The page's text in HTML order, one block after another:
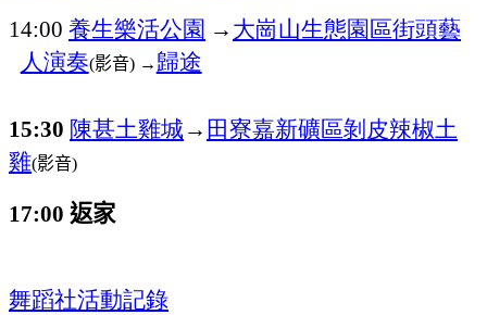
14:00 養生樂活公園 →大崗山生態園區街頭藝
人演奏(影音) →歸途
15:30 陳甚土雞城→田寮嘉新礦區剝皮辣椒土
雞(影音)
17:00 返家
舞蹈社活動記錄